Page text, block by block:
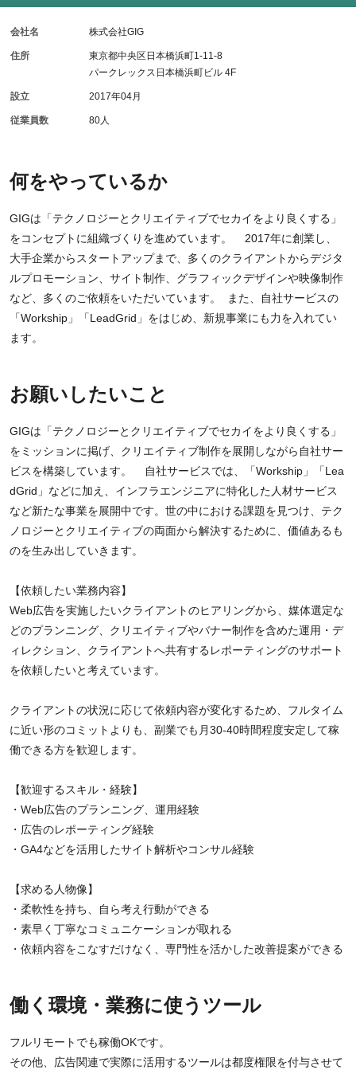
何をやっているか
GIGは「テクノロジーとクリエイティブでセカイをより良くする」
をコンセプトに組織づくりを進めています。 2017年に創業し、
大手企業からスタートアップまで、多くのクライアントからデジタ
ルプロモーション、サイト制作、グラフィックデザインや映像制作
など、多くのご依頼をいただいています。 また、自社サービスの
「Workship」「LeadGrid」をはじめ、新規事業にも力を入れてい
ます。
お願いしたいこと
GIGは「テクノロジーとクリエイティブでセカイをより良くする」
をミッションに掲げ、クリエイティブ制作を展開しながら自社サー
ビスを構築しています。 自社サービスでは、「Workship」「Lea
dGrid」などに加え、インフラエンジニアに特化した人材サービス
など新たな事業を展開中です。世の中における課題を見つけ、テク
ノロジーとクリエイティブの両面から解決するために、価値あるも
のを生み出していきます。
【依頼したい業務内容】
Web広告を実施したいクライアントのヒアリングから、媒体選定な
どのプランニング、クリエイティブやバナー制作を含めた運用・デ
ィレクション、クライアントへ共有するレポーティングのサポート
を依頼したいと考えています。
クライアントの状況に応じて依頼内容が変化するため、フルタイム
に近い形のコミットよりも、副業でも月30-40時間程度安定して稼
働できる方を歓迎します。
【歓迎するスキル・経験】
・Web広告のプランニング、運用経験
・広告のレポーティング経験
・GA4などを活用したサイト解析やコンサル経験
【求める人物像】
・柔軟性を持ち、自ら考え行動ができる
・素早く丁寧なコミュニケーションが取れる
・依頼内容をこなすだけなく、専門性を活かした改善提案ができる
働く環境・業務に使うツール
フルリモートでも稼働OKです。
その他、広告関連で実際に活用するツールは都度権限を付与させて
会社名 株式会社GIG
住所
東京都中央区日本橋浜町1-11-8
パークレックス日本橋浜町ビル 4F
設立 2017年04月
従業員数 80人